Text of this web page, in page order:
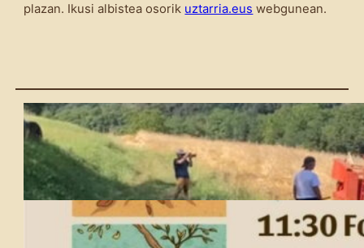
plazan. Ikusi albistea osorik uztarria.eus webgunean.